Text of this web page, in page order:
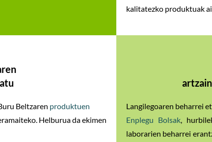
kalitatezko produktuak
Beltzaren produktuen
Helburua da ekimen
Langilegoaren beharrei
Enplegu Bolsak,
laborarien beharrei